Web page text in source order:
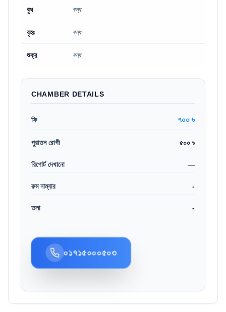
বুধ বন্ধ
বৃহঃ বন্ধ
শুক্র বন্ধ
CHAMBER DETAILS
ফি ৭০০ ৳
পুরাতন রোগী ৫০০ ৳
রিপোর্ট দেখানো —
রুম নাম্বার -
তলা -
০১৭১৫০০০৫০৩